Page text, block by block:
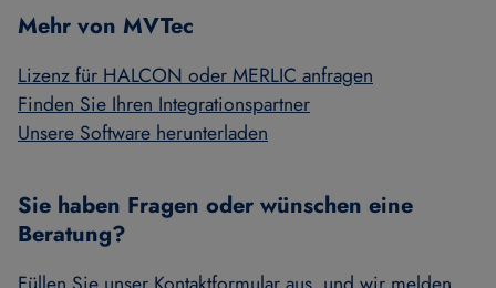
Mehr von MVTec
Lizenz für HALCON oder MERLIC anfragen
Finden Sie Ihren Integrationspartner
Unsere Software herunterladen
Sie haben Fragen oder wünschen eine
Beratung?